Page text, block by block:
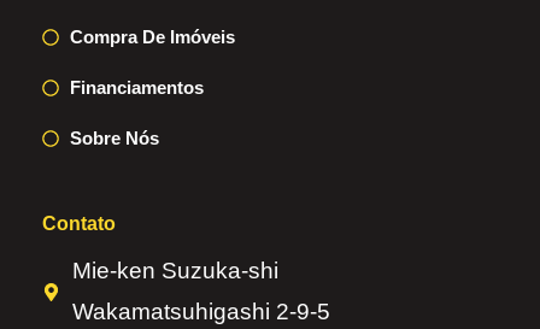
Compra De Imóveis
Financiamentos
Sobre Nós
Contato
Mie-ken Suzuka-shi
Wakamatsuhigashi 2-9-5